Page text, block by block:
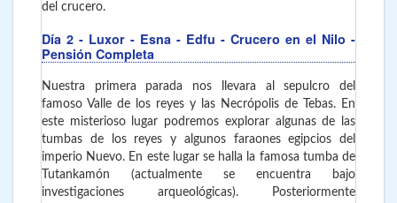
del crucero.
Día 2 - Luxor - Esna - Edfu - Crucero en el Nilo -
Pensión Completa
Nuestra primera parada nos llevara al sepulcro del
famoso Valle de los reyes y las Necrópolis de Tebas. En
este misterioso lugar podremos explorar algunas de las
tumbas de los reyes y algunos faraones egipcios del
imperio Nuevo. En este lugar se halla la famosa tumba de
Tutankamón (actualmente se encuentra bajo
investigaciones arqueológicas). Posteriormente